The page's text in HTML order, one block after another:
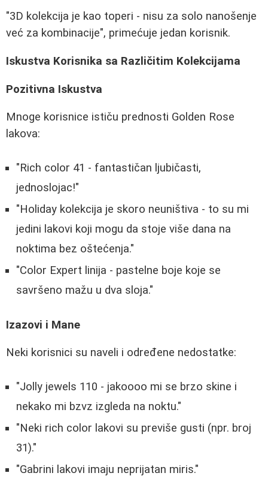
"3D kolekcija je kao toperi - nisu za solo nanošenje
već za kombinacije", primećuje jedan korisnik.
Iskustva Korisnika sa Različitim Kolekcijama
Pozitivna Iskustva
Mnoge korisnice ističu prednosti Golden Rose
lakova:
"Rich color 41 - fantastičan ljubičasti,
jednoslojac!"
"Holiday kolekcija je skoro neuništiva - to su mi
jedini lakovi koji mogu da stoje više dana na
noktima bez oštećenja."
"Color Expert linija - pastelne boje koje se
savršeno mažu u dva sloja."
Izazovi i Mane
Neki korisnici su naveli i određene nedostatke:
"Jolly jewels 110 - jakoooo mi se brzo skine i
nekako mi bzvz izgleda na noktu."
"Neki rich color lakovi su previše gusti (npr. broj
31)."
"Gabrini lakovi imaju neprijatan miris."